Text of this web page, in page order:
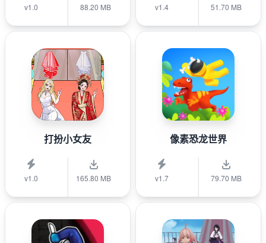
v1.0 88.20 MB v1.4 51.70 MB
打扮小女友
v1.0 165.80 MB
像素恐龙世界
v1.7 79.70 MB